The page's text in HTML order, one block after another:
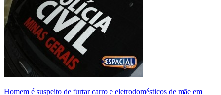
Homem é suspeito de furtar carro e eletrodomésticos de mãe em